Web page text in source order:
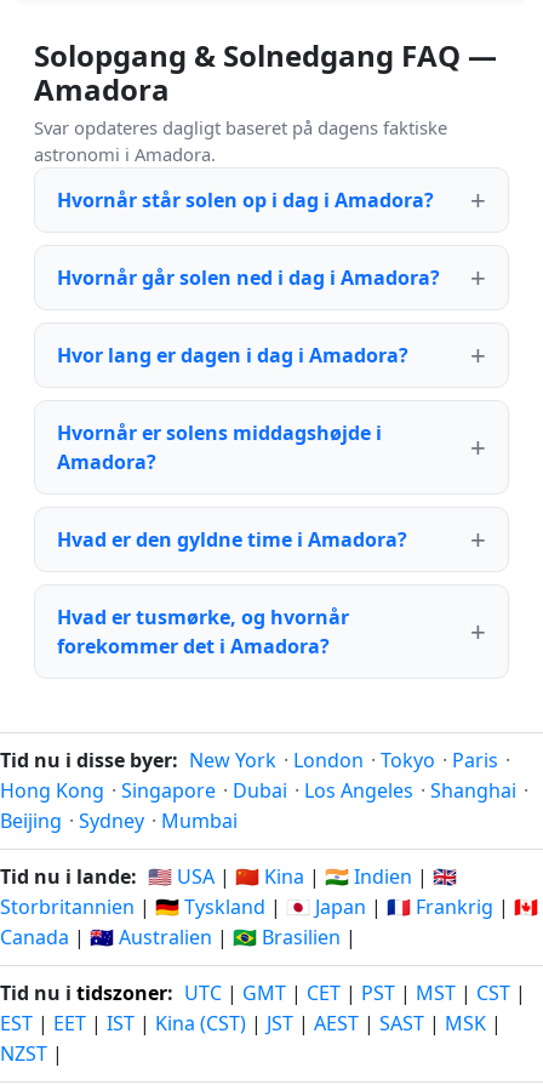
Solopgang & Solnedgang FAQ —
Amadora
Svar opdateres dagligt baseret på dagens faktiske
astronomi i Amadora.
Hvornår står solen op i dag i Amadora?
Hvornår går solen ned i dag i Amadora?
Hvor lang er dagen i dag i Amadora?
Hvornår er solens middagshøjde i
Amadora?
Hvad er den gyldne time i Amadora?
Hvad er tusmørke, og hvornår
forekommer det i Amadora?
Tid nu i disse byer: New York · London · Tokyo · Paris ·
Hong Kong · Singapore · Dubai · Los Angeles · Shanghai ·
Beijing · Sydney · Mumbai
Tid nu i lande: 🇺🇸 USA | 🇨🇳 Kina | 🇮🇳 Indien | 🇬🇧
Storbritannien | 🇩🇪 Tyskland | 🇯🇵 Japan | 🇫🇷 Frankrig | 🇨🇦
Canada | 🇦🇺 Australien | 🇧🇷 Brasilien |
Tid nu i tidszoner: UTC | GMT | CET | PST | MST | CST |
EST | EET | IST | Kina (CST) | JST | AEST | SAST | MSK |
NZST |